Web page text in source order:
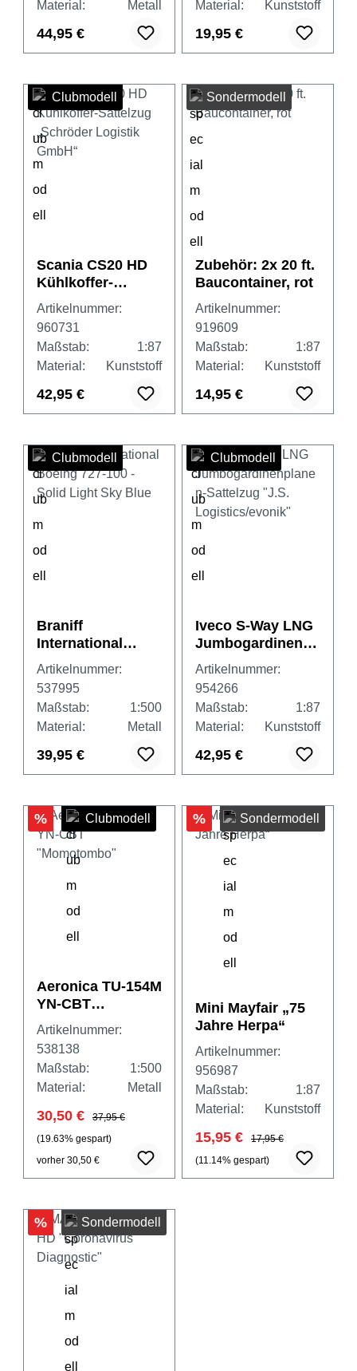
Material: Metall
44,95 €
Material: Kunststoff
19,95 €
Clubmodell
Scania CS20 HD
Kühlkoffer-
Sattelzug
„Schröder
Logistik GmbH“
Artikelnummer:
960731
Maßstab:
1:87
Material:
Kunststoff
42,95 €
Sondermodell
Zubehör: 2x 20 ft.
Baucontainer, rot
Artikelnummer:
919609
Maßstab:
1:87
Material:
Kunststoff
14,95 €
Clubmodell
Braniff
International
Boeing 727-100 -
Solid Light Sky
Blue
Artikelnummer:
537995
Maßstab:
1:500
Material:
Metall
39,95 €
Clubmodell
Iveco S-Way LNG
Jumbogardinenpl
anen-Sattelzug
"J.S.
Logistics/evonik"
Artikelnummer:
954266
Maßstab:
1:87
Material:
Kunststoff
42,95 €
% Clubmodell
Aeronica TU-154M
YN-CBT
"Momotombo"
Artikelnummer:
538138
Maßstab:
1:500
Material:
Metall
30,50 €
37,95 €
(19.63% gespart)
vorher 30,50 €
% Sondermodell
Mini Mayfair „75
Jahre Herpa“
Artikelnummer:
956987
Maßstab:
1:87
Material:
Kunststoff
15,95 €
17,95 €
(11.14% gespart)
% Sondermodell